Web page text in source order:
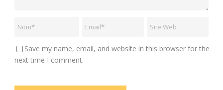
Save my name, email, and website in this browser for the
next time I comment.